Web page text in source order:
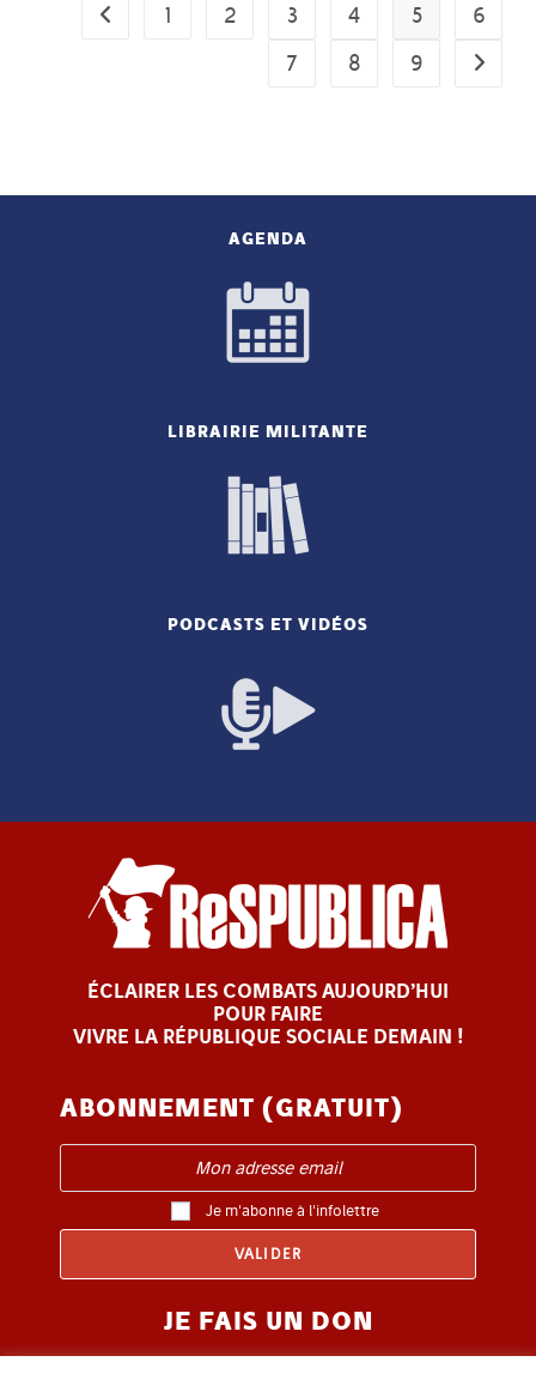
Go to the previous page
1 2 3 4 5
6
7
8 9 Aller à
AGENDA
LIBRAIRIE MILITANTE
PODCASTS ET VIDÉOS
ÉCLAIRER LES COMBATS AUJOURD’HUI
POUR FAIRE
VIVRE LA RÉPUBLIQUE SOCIALE DEMAIN !
ABONNEMENT (GRATUIT)
Je m'abonne à l'infolettre
JE FAIS UN DON